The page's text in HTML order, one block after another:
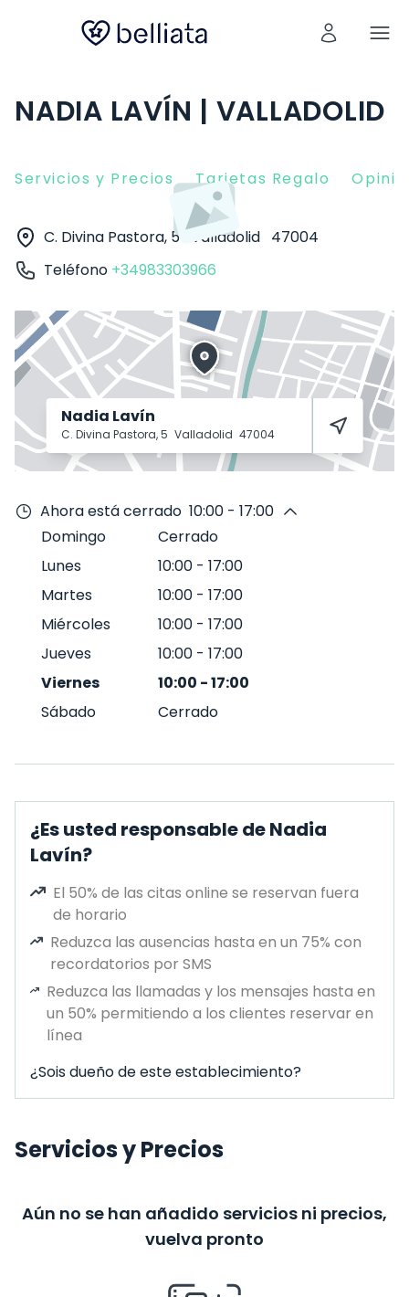
NADIA LAVÍN | VALLADOLID
Servicios y Precios Tarjetas Regalo
C. Divina Pastora, 5 Valladolid 47004
Teléfono +34983303966
Nadia Lavín
C. Divina Pastora, 5 Valladolid 47004
Ahora está cerrado 10:00 - 17:00
Domingo
Cerrado
Lunes
10:00 - 17:00
Martes
10:00 - 17:00
Miércoles
10:00 - 17:00
Jueves
10:00 - 17:00
Viernes
10:00 -17:00
Sábado
Cerrado
¿Es usted responsable de Nadia
Lavín?
El 50% de las citas online se reservan fuera
de horario
Reduzca las ausencias hasta en un 75% con
recordatorios por SMS
Reduzca las llamadas y los mensajes hasta en
un 50% permitiendo a los clientes reservar en
línea
¿Sois dueño de este establecimiento?
Servicios y Precios
Aún no se han añadido servicios ni precios,
vuelva pronto